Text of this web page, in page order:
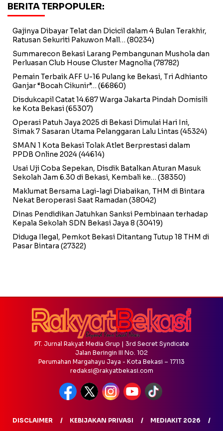
BERITA TERPOPULER:
Gajinya Dibayar Telat dan Dicicil dalam 4 Bulan Terakhir,
Ratusan Sekuriti Pakuwon Mall… (80234)
Summarecon Bekasi Larang Pembangunan Mushola dan
Perluasan Club House Cluster Magnolia (78782)
Pemain Terbaik AFF U-16 Pulang ke Bekasi, Tri Adhianto
Ganjar “Bocah Cikunir”… (66860)
Disdukcapil Catat 14.687 Warga Jakarta Pindah Domisili
ke Kota Bekasi(65307)
Operasi Patuh Jaya 2025 di Bekasi Dimulai Hari Ini,
Simak 7 Sasaran Utama Pelanggaran Lalu Lintas (45324)
SMAN 1 Kota Bekasi Tolak Atlet Berprestasi dalam
PPDB Online 2024(44614)
Usai Uji Coba Sepekan, Disdik Batalkan Aturan Masuk
Sekolah Jam 6.30 di Bekasi, Kembali ke… (38350)
Maklumat Bersama Lagi-lagi Diabaikan, THM di Bintara
Nekat Beroperasi Saat Ramadan (38042)
Dinas Pendidikan Jatuhkan Sanksi Pembinaan terhadap
Kepala Sekolah SDN Bekasi Jaya 8 (30419)
Diduga Ilegal, Pemkot Bekasi Ditantang Tutup 18 THM di
Pasar Bintara (27322)
PT. Jurnal Rakyat Media Grup | 3rd Secret Syndicate
Jalan Beringin III No. 102
Perumahan Margahayu Jaya - Kota Bekasi – 17113
redaksi@rakyatbekasi.com
DISCLAIMER KEBIJAKAN PRIVASI
MEDIAKIT 2026